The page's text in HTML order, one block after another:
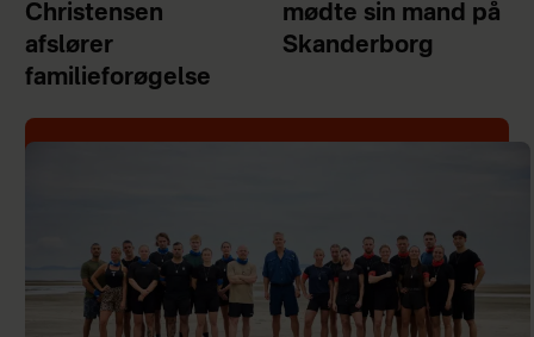
Christensen
afslører
familieforøgelse
mødte sin mand på
Skanderborg